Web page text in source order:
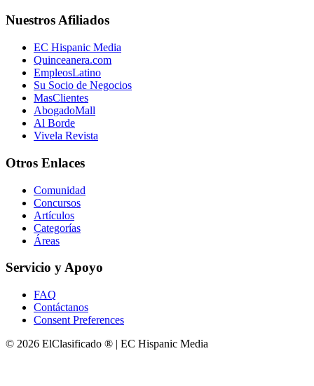
Nuestros Afiliados
EC Hispanic Media
Quinceanera.com
EmpleosLatino
Su Socio de Negocios
MasClientes
AbogadoMall
Al Borde
Vivela Revista
Otros Enlaces
Comunidad
Concursos
Artículos
Categorías
Áreas
Servicio y Apoyo
FAQ
Contáctanos
Consent Preferences
© 2026 ElClasificado ® | EC Hispanic Media